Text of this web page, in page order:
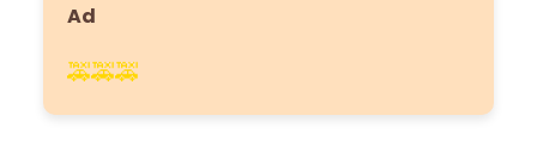
Ad
🚕🚕🚕